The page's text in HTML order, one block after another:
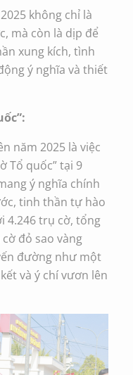
không chỉ là
mà còn là dịp để
xung kích, tình
ý nghĩa và thiết
năm 2025 là việc
Tổ quốc” tại 9
ý nghĩa chính
tinh thần tự hào
4.246 trụ cờ, tổng
đỏ sao vàng
đường như một
và ý chí vươn lên